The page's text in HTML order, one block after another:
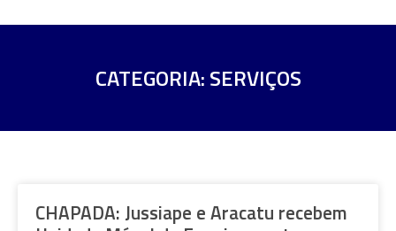
CATEGORIA: SERVIÇOS
CHAPADA: Jussiape e Aracatu recebem